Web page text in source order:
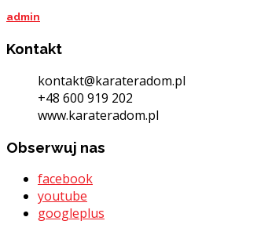
admin
Kontakt
kontakt@karateradom.pl
+48 600 919 202
www.karateradom.pl
Obserwuj nas
facebook
youtube
googleplus